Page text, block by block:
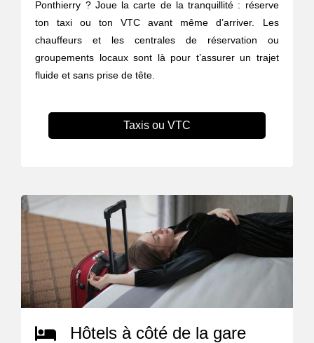
Ponthierry ? Joue la carte de la tranquillité : réserve
ton taxi ou ton VTC avant même d’arriver. Les
chauffeurs et les centrales de réservation ou
groupements locaux sont là pour t’assurer un trajet
fluide et sans prise de tête.
Taxis ou VTC
Hôtels à côté de la gare